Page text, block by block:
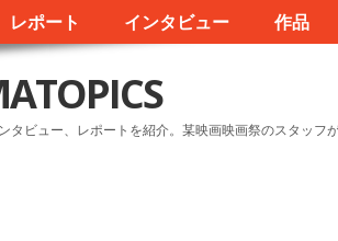
レポート インタビュー 作品
タビュー、レポートを紹介。某映画映画祭のスタッフ